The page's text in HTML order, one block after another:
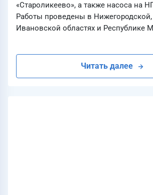
«Староликеево», а также насоса на
Работы проведены в
Ивановской областях и Республике
Читать далее